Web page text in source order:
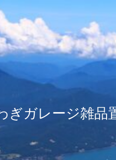
ぎガレージ雑品